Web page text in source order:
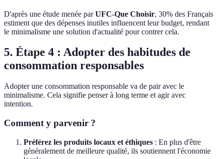
D'après une étude menée parUFC-Que Choisir, 30% des Français
estiment que des dépenses inutiles influencent leur budget, rendant
le minimalisme une solution d'actualité pour contrer cela.
5. Étape 4 : Adopter des habitudes de
consommation responsables
Adopter une consommation responsable va de pair avec le
minimalisme. Cela signifie penser à long terme et agir avec
intention.
Comment y parvenir ?
Préférez les produits locaux et éthiques : En plus d'être
généralement de meilleure qualité, ils soutiennent l'économie